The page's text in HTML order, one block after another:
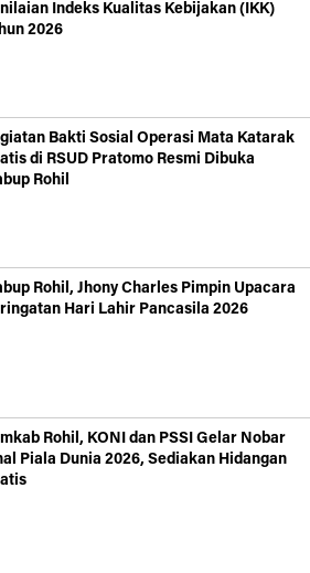
Indeks Kualitas Kebijakan (IKK)
2026
Bakti Sosial Operasi Mata Katarak
di RSUD Pratomo Resmi Dibuka
Rohil
Rohil, Jhony Charles Pimpin Upacara
Hari Lahir Pancasila 2026
Rohil, KONI dan PSSI Gelar Nobar
Piala Dunia 2026, Sediakan Hidangan